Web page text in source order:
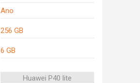
Ano
256 GB
6 GB
Huawei P40 lite